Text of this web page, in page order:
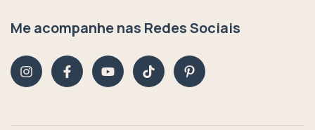
Me acompanhe nas Redes Sociais